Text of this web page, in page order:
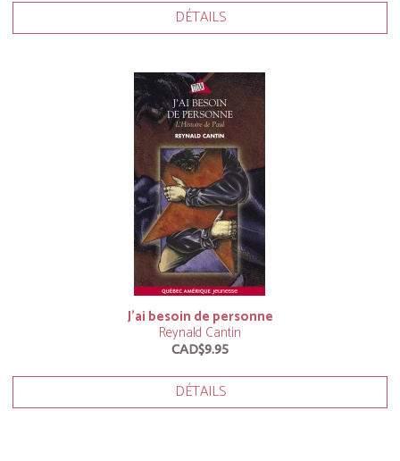
DÉTAILS
J’ai besoin de personne
Reynald Cantin
CAD$9.95
DÉTAILS